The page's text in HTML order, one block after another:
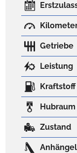
Getriebe
Leistung
Kraftstoff
Hubraum
Zustand